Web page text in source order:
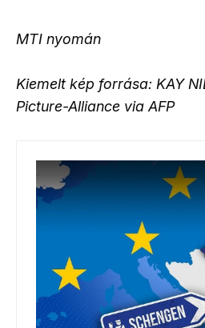
MTI nyomán
Kiemelt kép forrása: KAY
Picture-Alliance via AFP